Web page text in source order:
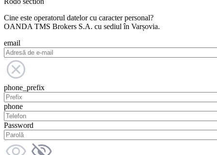
Cine este operatorul datelor cu caracter personal?
OANDA TMS Brokers S.A. cu sediul în Varșovia.
email
phone_prefix
phone
Password